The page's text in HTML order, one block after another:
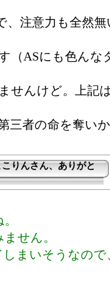
注意力も全然無
（ASにも色んな
せんけど。上記
三者の命を奪い
りんさん、ありがと
せん。
まいそうなので